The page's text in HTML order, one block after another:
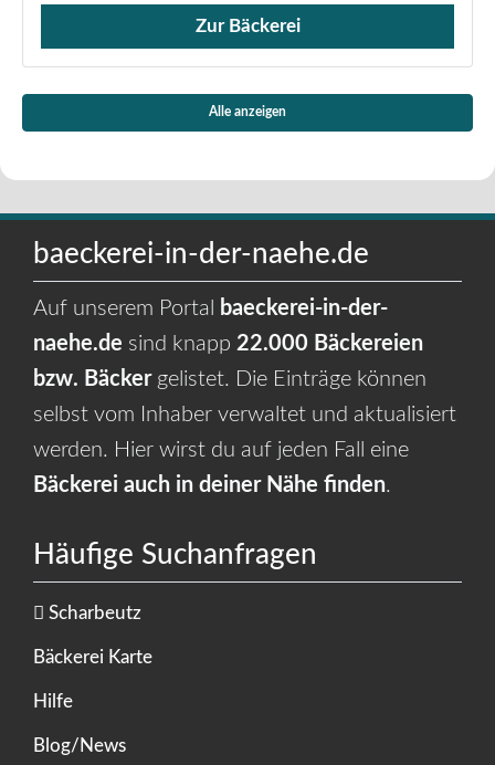
Verkauf von Brötchen,
Zur Bäckerei
Alle anzeigen
baeckerei-in-der-naehe.de
Auf unserem Portal
baeckerei-in-der-
naehe.de sind knapp 22.000 Bäckereien
bzw. Bäckergelistet. Die Einträge können
selbst vom Inhaber verwaltet und aktualisiert
werden. Hier wirst du auf jeden Fall eine
Bäckerei auch in deiner Nähe finden.
Häufige Suchanfragen
Scharbeutz
Bäckerei Karte
Hilfe
Blog/News